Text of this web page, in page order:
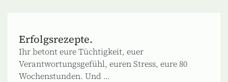
Erfolgsrezepte.
Ihr betont eure Tüchtigkeit, euer
Verantwortungsgefühl, euren Stress, eure 80
Wochenstunden. Und ...